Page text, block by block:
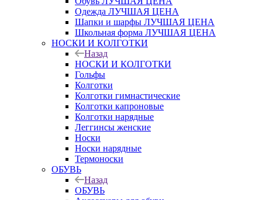
Одежда ЛУЧШАЯ ЦЕНА
Шапки и шарфы ЛУЧШАЯ ЦЕНА
Школьная форма ЛУЧШАЯ ЦЕНА
НОСКИ И КОЛГОТКИ
Назад
НОСКИ И КОЛГОТКИ
Гольфы
Колготки
Колготки гимнастические
Колготки капроновые
Колготки нарядные
Леггинсы женские
Носки
Носки нарядные
Термоноски
ОБУВЬ
Назад
ОБУВЬ